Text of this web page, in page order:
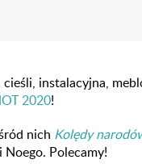
cieśli, instalacyjna,
2020!
nich Kolędy
Polecamy!